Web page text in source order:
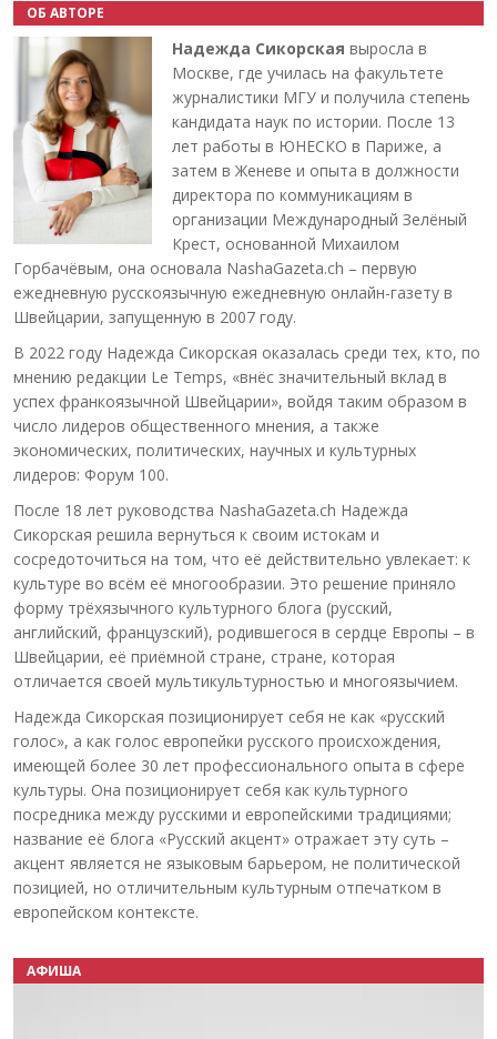
ОБ АВТОРЕ
Надежда Сикорская выросла в
Москве, где училась на факультете
журналистики МГУ и получила степень
кандидата наук по истории. После 13
лет работы в ЮНЕСКО в Париже, а
затем в Женеве и опыта в должности
директора по коммуникациям в
организации Международный Зелёный
Крест, основанной Михаилом
Горбачёвым, она основала NashaGazeta.ch – первую
ежедневную русскоязычную ежедневную онлайн-газету в
Швейцарии, запущенную в 2007 году.
В 2022 году Надежда Сикорская оказалась среди тех, кто, по
мнению редакции Le Temps, «внёс значительный вклад в
успех франкоязычной Швейцарии», войдя таким образом в
число лидеров общественного мнения, а также
экономических, политических, научных и культурных
лидеров: Форум 100.
После 18 лет руководства NashaGazeta.ch Надежда
Сикорская решила вернуться к своим истокам и
сосредоточиться на том, что её действительно увлекает: к
культуре во всём её многообразии. Это решение приняло
форму трёхязычного культурного блога (русский,
английский, французский), родившегося в сердце Европы – в
Швейцарии, её приёмной стране, стране, которая
отличается своей мультикультурностью и многоязычием.
Надежда Сикорская позиционирует себя не как «русский
голос», а как голос европейки русского происхождения,
имеющей более 30 лет профессионального опыта в сфере
культуры. Она позиционирует себя как культурного
посредника между русскими и европейскими традициями;
название её блога «Русский акцент» отражает эту суть –
акцент является не языковым барьером, не политической
позицией, но отличительным культурным отпечатком в
европейском контексте.
АФИША